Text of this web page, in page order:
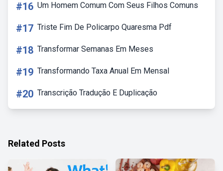
#16 Um Homem Comum Com Seus Filhos Comuns
#17 Triste Fim De Policarpo Quaresma Pdf
#18 Transformar Semanas Em Meses
#19 Transformando Taxa Anual Em Mensal
#20 Transcrição Tradução E Duplicação
Related Posts